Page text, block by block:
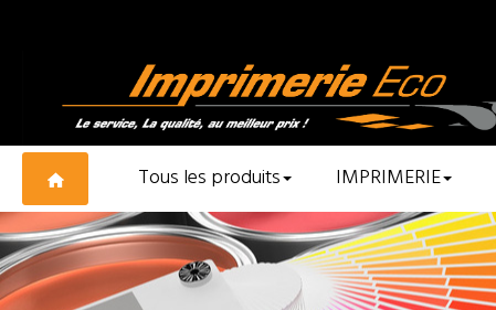
Tous les produits IMPRIMERIE